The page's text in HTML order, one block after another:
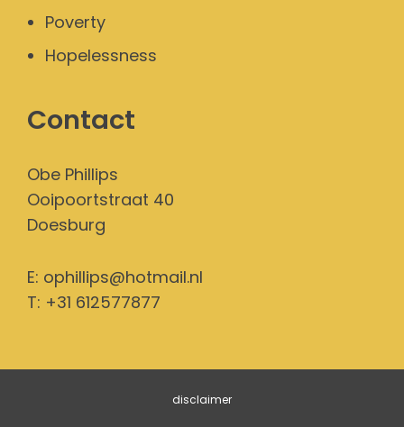
Poverty
Hopelessness
Contact
Obe Phillips
Ooipoortstraat 40
Doesburg
E: ophillips@hotmail.nl
T: +31 612577877
disclaimer